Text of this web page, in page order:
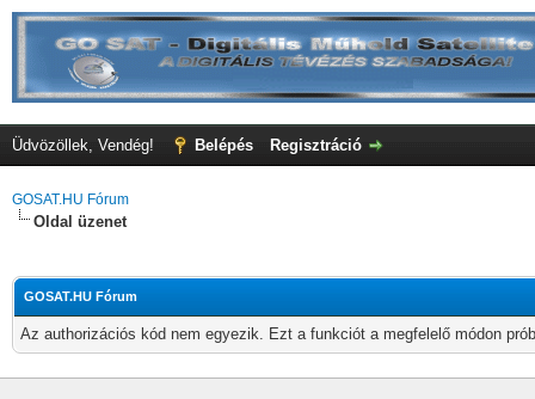
Üdvözöllek, Vendég! Belépés Regisztráció
GOSAT.HU Fórum
Oldal üzenet
GOSAT.HU Fórum
Az authorizációs kód nem egyezik. Ezt a funkciót a megfelelő módon